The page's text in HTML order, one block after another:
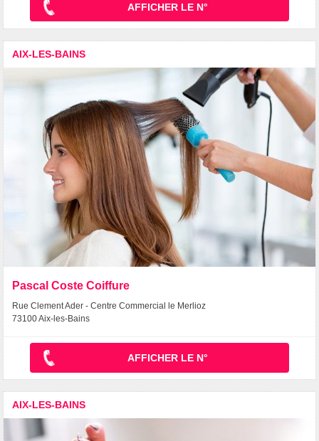
AFFICHER LE N°
AIX-LES-BAINS
Pascal Coste Coiffure
Rue Clement Ader - Centre Commercial le Merlioz
73100 Aix-les-Bains
AFFICHER LE N°
AIX-LES-BAINS